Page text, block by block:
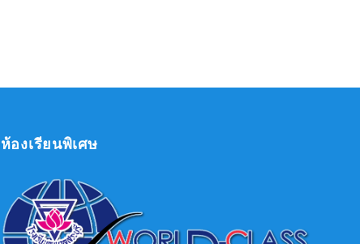
ห้องเรียนพิเศษ